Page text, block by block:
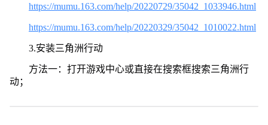
https://mumu.163.com/help/20220729/35042_1033946.html
https://mumu.163.com/help/20220329/35042_1010022.html
3.安装三角洲行动
方法一：打开游戏中心或直接在搜索框搜索三角洲行
动；